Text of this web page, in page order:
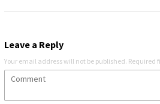
Leave a Reply
Your email address will not be published. Required